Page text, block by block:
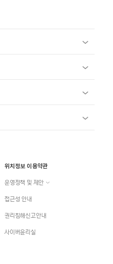
위치정보 이용약관
운영정책 및 제안
접근성 안내
권리침해신고안내
사이버윤리실